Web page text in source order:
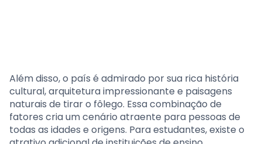
Além disso, o país é admirado por sua rica história
cultural, arquitetura impressionante e paisagens
naturais de tirar o fôlego. Essa combinação de
fatores cria um cenário atraente para pessoas de
todas as idades e origens. Para estudantes, existe o